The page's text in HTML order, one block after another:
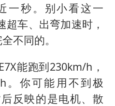
秒。别小看这一
车、出弯加速时，
不同的。
能跑到230km/h，
。你可能用不到极
反映的是电机、散